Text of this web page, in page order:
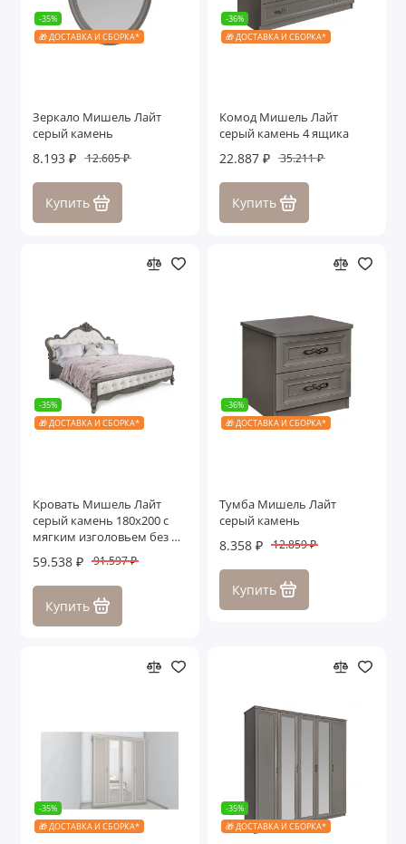
-35%
🎁 ДОСТАВКА И СБОРКА*
Зеркало Мишель Лайт
серый камень
8.193 ₽ 12.605 ₽
Купить
-36%
🎁 ДОСТАВКА И СБОРКА*
Комод Мишель Лайт
серый камень 4 ящика
22.887 ₽ 35.211 ₽
Купить
-35%
🎁 ДОСТАВКА И СБОРКА*
Кровать Мишель Лайт
серый камень 180х200 с
мягким изголовьем без п/
59.538 ₽ 91.597 ₽
Купить
-36%
🎁 ДОСТАВКА И СБОРКА*
Тумба Мишель Лайт
серый камень
8.358 ₽ 12.859 ₽
Купить
-35%
🎁 ДОСТАВКА И СБОРКА*
-35%
🎁 ДОСТАВКА И СБОРКА*